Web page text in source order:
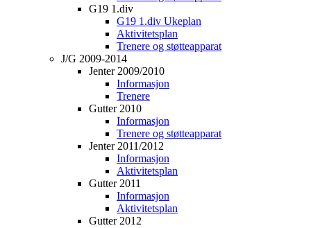
G19 1.div
G19 1.div Ukeplan
Aktivitetsplan
Trenere og støtteapparat
J/G 2009-2014
Jenter 2009/2010
Informasjon
Trenere
Gutter 2010
Informasjon
Trenere og støtteapparat
Jenter 2011/2012
Informasjon
Aktivitetsplan
Gutter 2011
Informasjon
Aktivitetsplan
Gutter 2012